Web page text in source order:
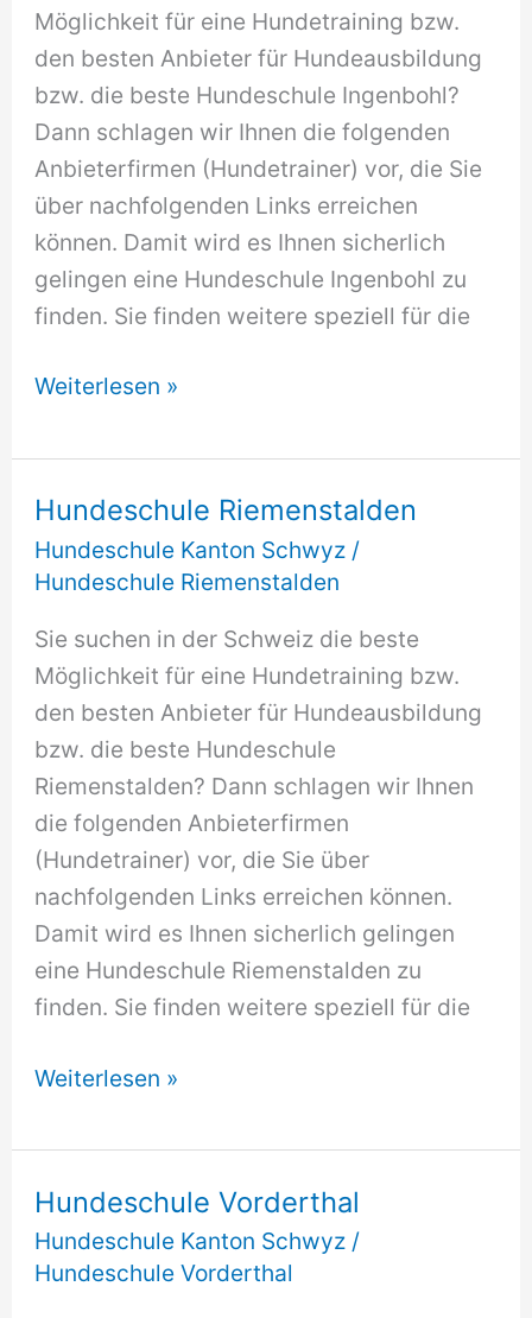
Möglichkeit für eine Hundetraining bzw.
den besten Anbieter für Hundeausbildung
bzw. die beste Hundeschule Ingenbohl?
Dann schlagen wir Ihnen die folgenden
Anbieterfirmen (Hundetrainer) vor, die Sie
über nachfolgenden Links erreichen
können. Damit wird es Ihnen sicherlich
gelingen eine Hundeschule Ingenbohl zu
finden. Sie finden weitere speziell für die
Hundeschule
Weiterlesen »
Hundeschule Riemenstalden
Hundeschule Kanton Schwyz /
Hundeschule Riemenstalden
Sie suchen in der Schweiz die beste
Möglichkeit für eine Hundetraining bzw.
den besten Anbieter für Hundeausbildung
bzw. die beste Hundeschule
Riemenstalden? Dann schlagen wir Ihnen
die folgenden Anbieterfirmen
(Hundetrainer) vor, die Sie über
nachfolgenden Links erreichen können.
Damit wird es Ihnen sicherlich gelingen
eine Hundeschule Riemenstalden zu
finden. Sie finden weitere speziell für die
Hundeschule
Weiterlesen »
Hundeschule Vorderthal
Hundeschule Kanton Schwyz /
Hundeschule Vorderthal